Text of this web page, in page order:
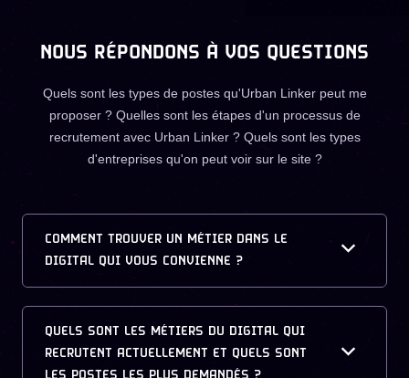
NOUS RÉPONDONS À VOS QUESTIONS
Quels sont les types de postes qu'Urban Linker peut me
proposer ? Quelles sont les étapes d'un processus de
recrutement avec Urban Linker ? Quels sont les types
d'entreprises qu'on peut voir sur le site ?
COMMENT TROUVER UN MÉTIER DANS LE
DIGITAL QUI VOUS CONVIENNE ?
QUELS SONT LES MÉTIERS DU DIGITAL QUI
RECRUTENT ACTUELLEMENT ET QUELS SONT